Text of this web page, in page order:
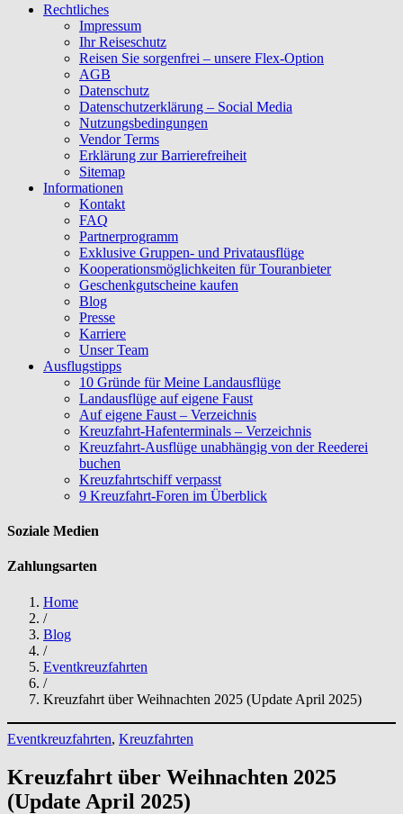
Rechtliches
Impressum
Ihr Reiseschutz
Reisen Sie sorgenfrei – unsere Flex-Option
AGB
Datenschutz
Datenschutzerklärung – Social Media
Nutzungsbedingungen
Vendor Terms
Erklärung zur Barrierefreiheit
Sitemap
Informationen
Kontakt
FAQ
Partnerprogramm
Exklusive Gruppen- und Privatausflüge
Kooperationsmöglichkeiten für Touranbieter
Geschenkgutscheine kaufen
Blog
Presse
Karriere
Unser Team
Ausflugstipps
10 Gründe für Meine Landausflüge
Landausflüge auf eigene Faust
Auf eigene Faust – Verzeichnis
Kreuzfahrt-Hafenterminals – Verzeichnis
Kreuzfahrt-Ausflüge unabhängig von der Reederei
buchen
Kreuzfahrtschiff verpasst
9 Kreuzfahrt-Foren im Überblick
Soziale Medien
Zahlungsarten
Home
/
Blog
/
Eventkreuzfahrten
/
Kreuzfahrt über Weihnachten 2025 (Update April 2025)
Eventkreuzfahrten, Kreuzfahrten
Kreuzfahrt über Weihnachten 2025
(Update April 2025)